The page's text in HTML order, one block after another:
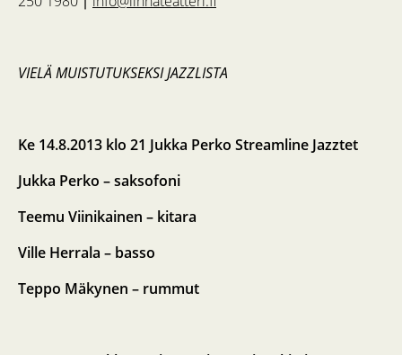
VIELÄ MUISTUTUKSEKSI JAZZLISTA
Ke 14.8.2013 klo 21 Jukka Perko Streamline Jazztet
Jukka Perko – saksofoni
Teemu Viinikainen – kitara
Ville Herrala – basso
Teppo Mäkynen – rummut